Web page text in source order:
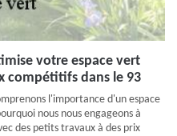
votre espace vert
compétitifs dans le 93
l'importance d'un espace
nous nous engageons à
des petits travaux à des prix